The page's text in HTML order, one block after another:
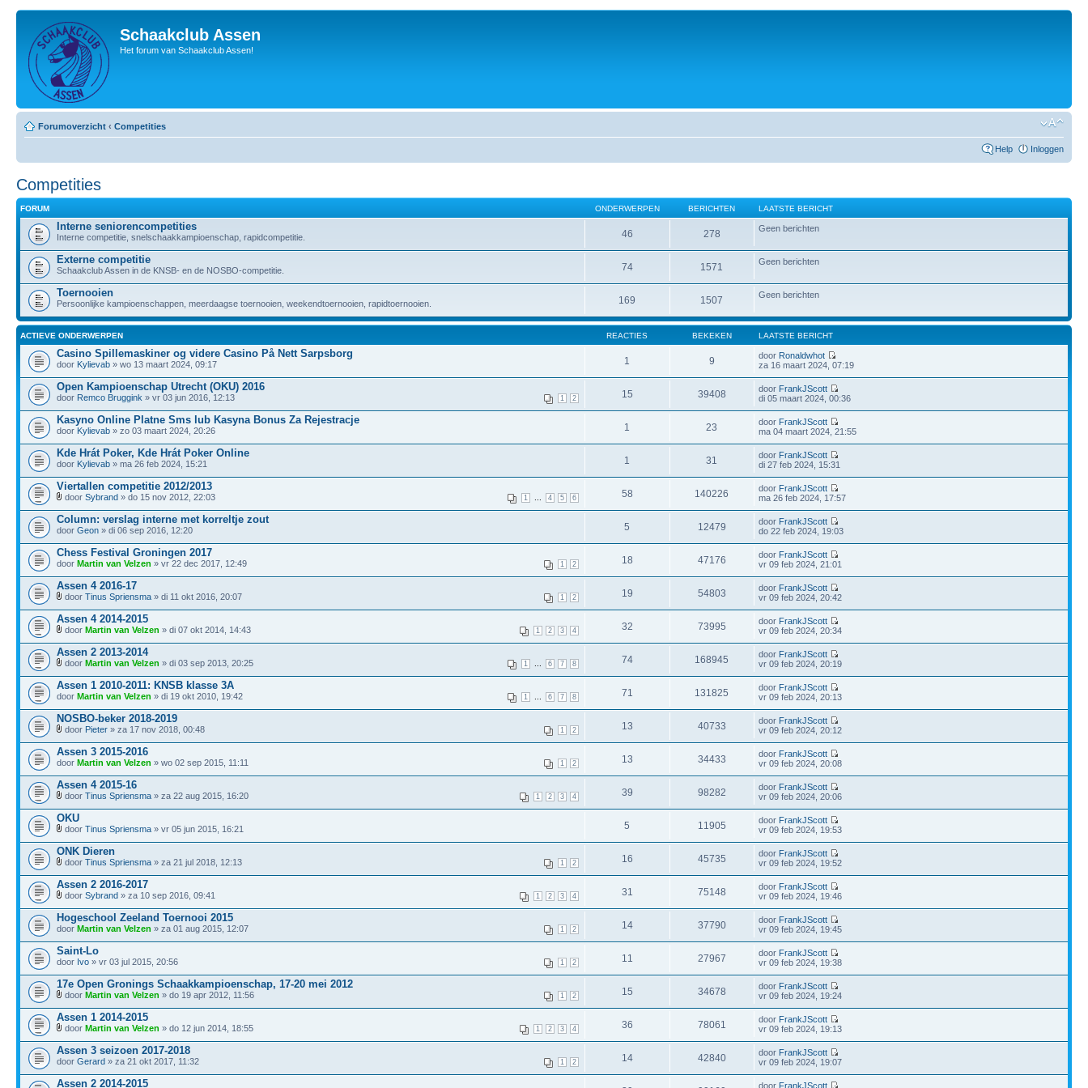
Schaakclub Assen
Het forum van Schaakclub Assen!
Forumoverzicht ‹ Competities
Help Inloggen
Competities
FORUM ONDERWERPEN BERICHTEN LAATSTE BERICHT
Interne seniorencompetities
Interne competitie, snelschaakkampioenschap, rapidcompetitie. 46 278 Geen berichten
Externe competitie
Schaakclub Assen in de KNSB- en de NOSBO-competitie. 74 1571 Geen berichten
Toernooien
Persoonlijke kampioenschappen, meerdaagse toernooien, weekendtoernooien, rapidtoernooien. 169 1507 Geen berichten
ACTIEVE ONDERWERPEN REACTIES BEKEKEN LAATSTE BERICHT
Casino Spillemaskiner og videre Casino På Nett Sarpsborg
door Kylievab » wo 13 maart 2024, 09:17 1 9 door Ronaldwhot
za 16 maart 2024, 07:19
Open Kampioenschap Utrecht (OKU) 2016
1 2
door Remco Bruggink » vr 03 jun 2016, 12:13 15 39408 door FrankJScott
di 05 maart 2024, 00:36
Kasyno Online Platne Sms lub Kasyna Bonus Za Rejestracje
door Kylievab » zo 03 maart 2024, 20:26 1 23 door FrankJScott
ma 04 maart 2024, 21:55
Kde Hrát Poker, Kde Hrát Poker Online
door Kylievab » ma 26 feb 2024, 15:21 1 31 door FrankJScott
di 27 feb 2024, 15:31
Viertallen competitie 2012/2013
1 4 5 6
door Sybrand » do 15 nov 2012, 22:03 58 140226 door FrankJScott
ma 26 feb 2024, 17:57
Column: verslag interne met korreltje zout
door Geon » di 06 sep 2016, 12:20 5 12479 door FrankJScott
do 22 feb 2024, 19:03
Chess Festival Groningen 2017
1 2
door Martin van Velzen » vr 22 dec 2017, 12:49 18 47176 door FrankJScott
vr 09 feb 2024, 21:01
Assen 4 2016-17
1 2
door Tinus Spriensma » di 11 okt 2016, 20:07 19 54803 door FrankJScott
vr 09 feb 2024, 20:42
Assen 4 2014-2015
1 2 3 4
door Martin van Velzen » di 07 okt 2014, 14:43 32 73995 door FrankJScott
vr 09 feb 2024, 20:34
Assen 2 2013-2014
1 6 7 8
door Martin van Velzen » di 03 sep 2013, 20:25 74 168945 door FrankJScott
vr 09 feb 2024, 20:19
Assen 1 2010-2011: KNSB klasse 3A
1 6 7 8
door Martin van Velzen » di 19 okt 2010, 19:42 71 131825 door FrankJScott
vr 09 feb 2024, 20:13
NOSBO-beker 2018-2019
1 2
door Pieter » za 17 nov 2018, 00:48 13 40733 door FrankJScott
vr 09 feb 2024, 20:12
Assen 3 2015-2016
1 2
door Martin van Velzen » wo 02 sep 2015, 11:11 13 34433 door FrankJScott
vr 09 feb 2024, 20:08
Assen 4 2015-16
1 2 3 4
door Tinus Spriensma » za 22 aug 2015, 16:20 39 98282 door FrankJScott
vr 09 feb 2024, 20:06
OKU
door Tinus Spriensma » vr 05 jun 2015, 16:21 5 11905 door FrankJScott
vr 09 feb 2024, 19:53
ONK Dieren
1 2
door Tinus Spriensma » za 21 jul 2018, 12:13 16 45735 door FrankJScott
vr 09 feb 2024, 19:52
Assen 2 2016-2017
1 2 3 4
door Sybrand » za 10 sep 2016, 09:41 31 75148 door FrankJScott
vr 09 feb 2024, 19:46
Hogeschool Zeeland Toernooi 2015
1 2
door Martin van Velzen » za 01 aug 2015, 12:07 14 37790 door FrankJScott
vr 09 feb 2024, 19:45
Saint-Lo
1 2
door Ivo » vr 03 jul 2015, 20:56 11 27967 door FrankJScott
vr 09 feb 2024, 19:38
17e Open Gronings Schaakkampioenschap, 17-20 mei 2012
1 2
door Martin van Velzen » do 19 apr 2012, 11:56 15 34678 door FrankJScott
vr 09 feb 2024, 19:24
Assen 1 2014-2015
1 2 3 4
door Martin van Velzen » do 12 jun 2014, 18:55 36 78061 door FrankJScott
vr 09 feb 2024, 19:13
Assen 3 seizoen 2017-2018
1 2
door Gerard » za 21 okt 2017, 11:32 14 42840 door FrankJScott
vr 09 feb 2024, 19:07
Assen 2 2014-2015 door FrankJScott